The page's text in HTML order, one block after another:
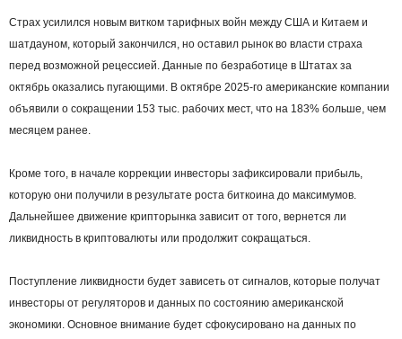
Страх усилился новым витком тарифных войн между США и Китаем и
шатдауном, который закончился, но оставил рынок во власти страха
перед возможной рецессией. Данные по безработице в Штатах за
октябрь оказались пугающими. В октябре 2025-го американские компании
объявили о сокращении 153 тыс. рабочих мест, что на 183% больше, чем
месяцем ранее.
Кроме того, в начале коррекции инвесторы зафиксировали прибыль,
которую они получили в результате роста биткоина до максимумов.
Дальнейшее движение крипторынка зависит от того, вернется ли
ликвидность в криптовалюты или продолжит сокращаться.
Поступление ликвидности будет зависеть от сигналов, которые получат
инвесторы от регуляторов и данных по состоянию американской
экономики. Основное внимание будет сфокусировано на данных по